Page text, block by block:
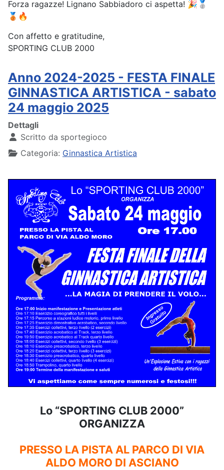
Forza ragazze! Lignano Sabbiadoro ci aspetta! 🎉🥈
🥉🔥
Con affetto e gratitudine,
SPORTING CLUB 2000
Anno 2024-2025 - FESTA FINALE
GINNASTICA ARTISTICA - sabato
24 maggio 2025
Dettagli
Scritto da sportegioco
Categoria: Ginnastica Artistica
Lo “SPORTING CLUB 2000”
ORGANIZZA
PRESSO LA PISTA AL PARCO DI VIA
ALDO MORO DI ASCIANO